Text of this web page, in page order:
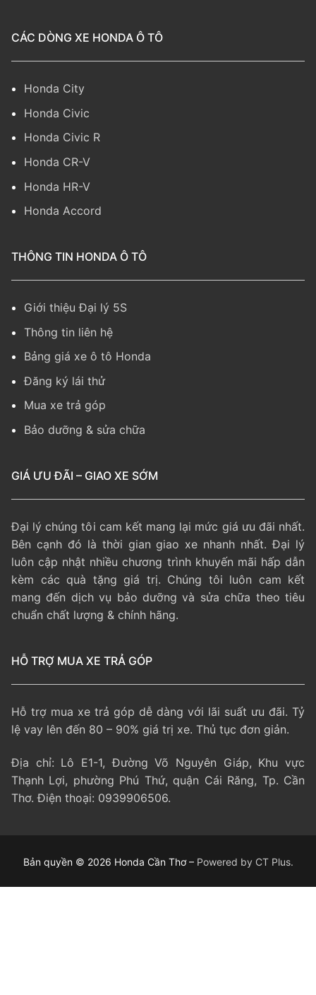
CÁC DÒNG XE HONDA Ô TÔ
Honda City
Honda Civic
Honda Civic R
Honda CR-V
Honda HR-V
Honda Accord
THÔNG TIN HONDA Ô TÔ
Giới thiệu Đại lý 5S
Thông tin liên hệ
Bảng giá xe ô tô Honda
Đăng ký lái thử
Mua xe trả góp
Bảo dưỡng & sửa chữa
GIÁ ƯU ĐÃI – GIAO XE SỚM
Đại lý chúng tôi cam kết mang lại mức giá ưu đãi nhất.
Bên cạnh đó là thời gian giao xe nhanh nhất. Đại lý
luôn cập nhật nhiều chương trình khuyến mãi hấp dẫn
kèm các quà tặng giá trị. Chúng tôi luôn cam kết
mang đến dịch vụ bảo dưỡng và sửa chữa theo tiêu
chuẩn chất lượng & chính hãng.
HỖ TRỢ MUA XE TRẢ GÓP
Hỗ trợ mua xe trả góp dễ dàng với lãi suất ưu đãi. Tỷ
lệ vay lên đến 80 – 90% giá trị xe. Thủ tục đơn giản.
Địa chỉ: Lô E1-1, Đường Võ Nguyên Giáp, Khu vực
Thạnh Lợi, phường Phú Thứ, quận Cái Răng, Tp. Cần
Thơ. Điện thoại: 0939906506.
Bản quyền © 2026 Honda Cần Thơ – Powered by CT Plus.